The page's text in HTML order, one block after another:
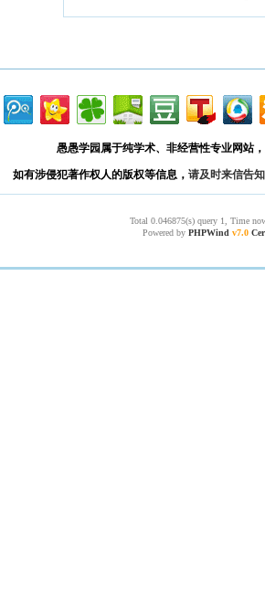
愚愚学园属于纯学术、非经营性专业网站
如有涉侵犯著作权人的版权等信息， 请及时来信告知
Total 0.046875(s) query 1, Time
Powered by PHPWind v7.0